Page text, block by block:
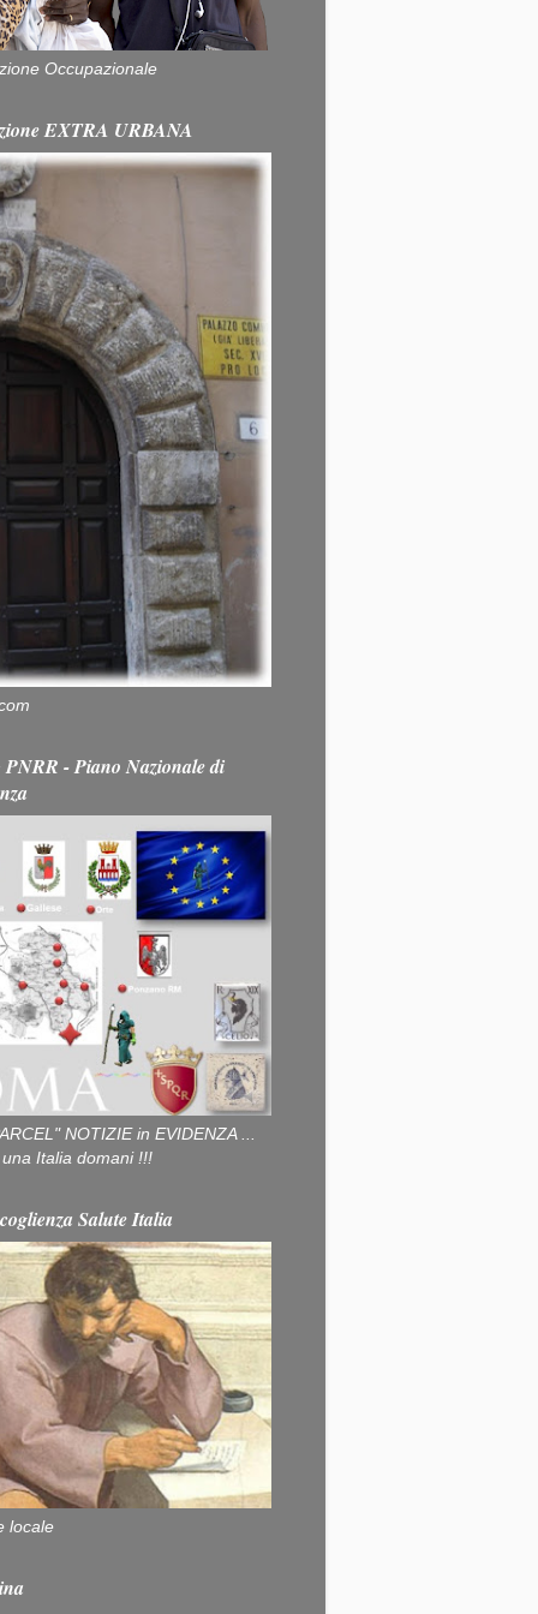
Occupazionale
EXTRA URBANA
- Piano Nazionale di
NOTIZIE in EVIDENZA ...
Italia domani !!!
Salute Italia
locale